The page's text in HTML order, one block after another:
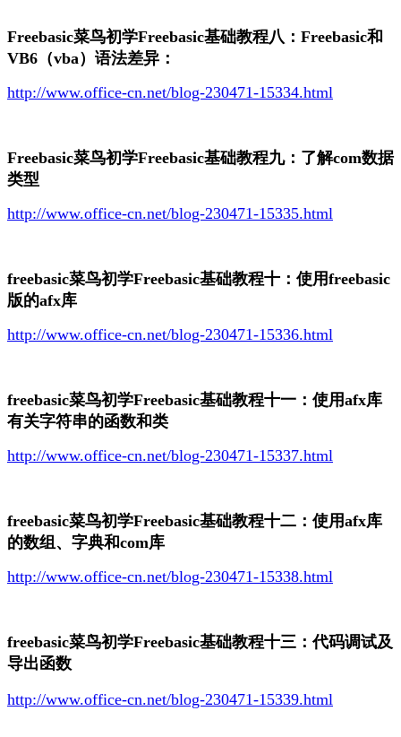
Freebasic菜鸟初学Freebasic基础教程八：Freebasic和
VB6（vba）语法差异：
http://www.office-cn.net/blog-230471-15334.html
Freebasic菜鸟初学Freebasic基础教程九：了解com数据
类型
http://www.office-cn.net/blog-230471-15335.html
freebasic菜鸟初学Freebasic基础教程十：使用freebasic
版的afx库
http://www.office-cn.net/blog-230471-15336.html
freebasic菜鸟初学Freebasic基础教程十一：使用afx库
有关字符串的函数和类
http://www.office-cn.net/blog-230471-15337.html
freebasic菜鸟初学Freebasic基础教程十二：使用afx库
的数组、字典和com库
http://www.office-cn.net/blog-230471-15338.html
freebasic菜鸟初学Freebasic基础教程十三：代码调试及
导出函数
http://www.office-cn.net/blog-230471-15339.html